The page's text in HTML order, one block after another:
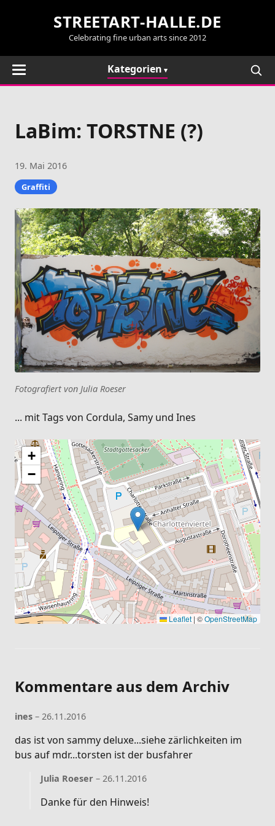
STREETART-HALLE.DE
Celebrating fine urban arts since 2012
Kategorien
LaBim: TORSTNE (?)
19. Mai 2016
Graffiti
Fotografiert von Julia Roeser
... mit Tags von Cordula, Samy und Ines
+
−
Leaflet |©OpenStreetMap
Kommentare aus dem Archiv
ines – 26.11.2016
das ist von sammy deluxe...siehe zärlichkeiten im
bus auf mdr...torsten ist der busfahrer
Julia Roeser – 26.11.2016
Danke für den Hinweis!